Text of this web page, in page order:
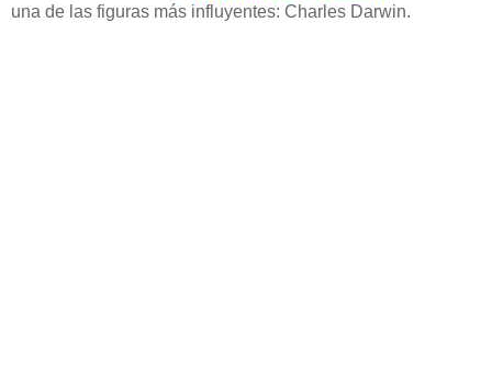
una de las figuras más influyentes: Charles Darwin.